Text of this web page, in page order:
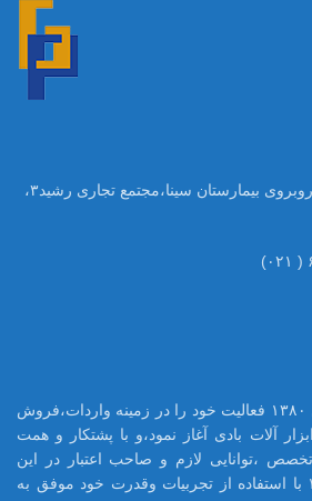
تهران ،خیابان امام خمینی،روبروی بیمارستان سینا،مجتمع تجاری رشید۳،
شرکت صبا صنعت از سال ۱۳۸۰ فعالیت خود را در زمینه واردات،فروش
آلات بادی آغاز نمود،و با پشتکار و همت
،توانایی لازم و صاحب اعتبار در این
حرفه گردید.در سال ۱۳۸۸ با استفاده از تجربیات وقدرت خود موفق به